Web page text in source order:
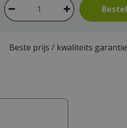
Beste prijs / kwaliteits garantie